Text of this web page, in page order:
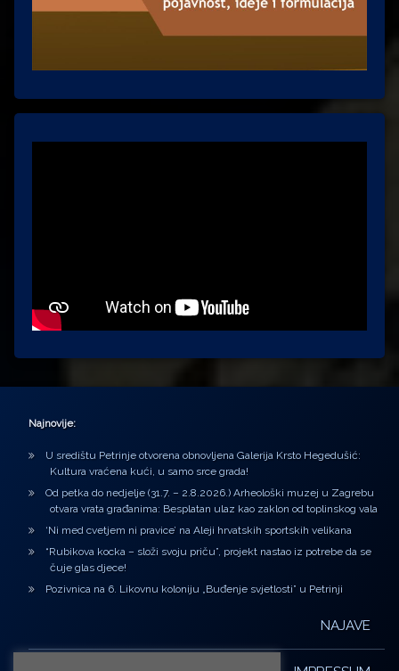
Najnovije:
U središtu Petrinje otvorena obnovljena Galerija Krsto Hegedušić:
Kultura vraćena kući, u samo srce grada!
Od petka do nedjelje (31.7. – 2.8.2026.) Arheološki muzej u Zagrebu
otvara vrata građanima: Besplatan ulaz kao zaklon od toplinskog vala
‘Ni med cvetjem ni pravice’ na Aleji hrvatskih sportskih velikana
“Rubikova kocka – složi svoju priču”, projekt nastao iz potrebe da se
čuje glas djece!
Pozivnica na 6. Likovnu koloniju „Buđenje svjetlosti” u Petrinji
NAJAVE